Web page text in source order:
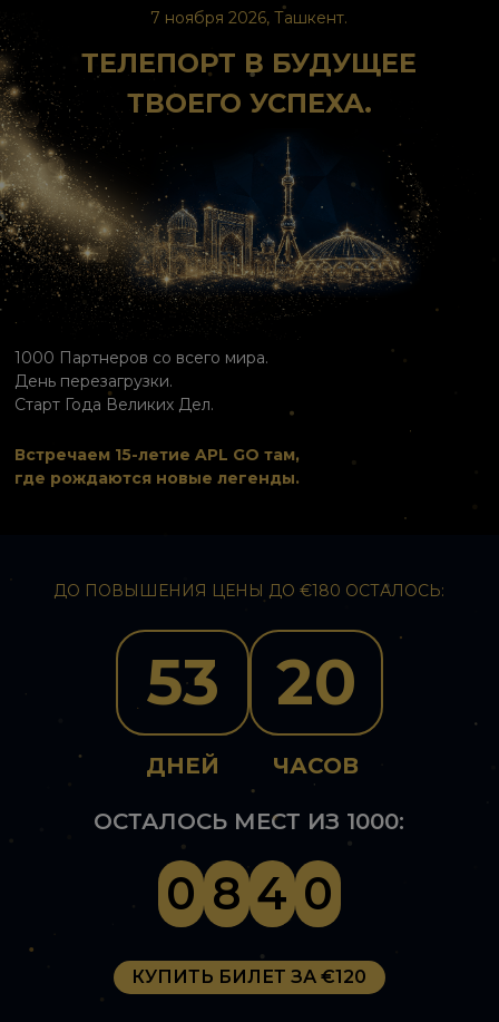
7 ноября 2026, Ташкент.
ТЕЛЕПОРТ В БУДУЩЕЕ
ТВОЕГО УСПЕХА.
1000 Партнеров со всего мира.
День перезагрузки.
Старт Года Великих Дел.
Встречаем 15-летие APL GO там,
где рождаются новые легенды.
ДО ПОВЫШЕНИЯ ЦЕНЫ ДО €180 ОСТАЛОСЬ:
53
ДНЕЙ
20
ЧАСОВ
ОСТАЛОСЬ МЕСТ ИЗ 1000:
0 8 4 0
КУПИТЬ БИЛЕТ ЗА €120